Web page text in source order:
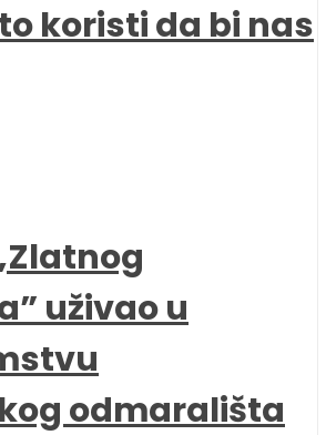
koristi da bi nas
uživao u
odmarališta